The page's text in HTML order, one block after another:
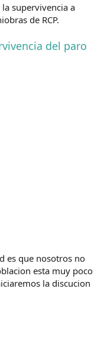
supervivencia a
de RCP.
del paro
es que nosotros no
esta muy poco
la discucion